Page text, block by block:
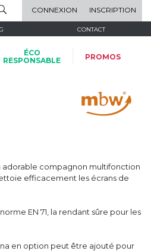
CONNEXION INSCRIPTION
CONTACT
ÉCO
RESPONSABLE
PROMOS
compagnon multifonction
efficacement les écrans de
EN 71, la rendant sûre pour les
en option peut être ajouté pour